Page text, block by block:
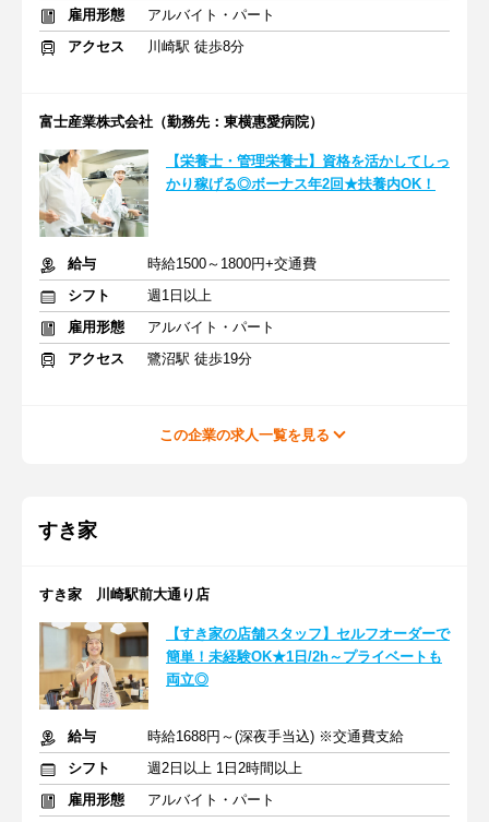
雇用形態
アルバイト・パート
アクセス
川崎駅 徒歩8分
富士産業株式会社（勤務先：東横惠愛病院）
【栄養士・管理栄養士】資格を活かしてしっ
かり稼げる◎ボーナス年2回★扶養内OK！
給与
時給1500～1800円+交通費
シフト
週1日以上
雇用形態
アルバイト・パート
アクセス
鷺沼駅 徒歩19分
この企業の求人一覧を見る
すき家
すき家 川崎駅前大通り店
【すき家の店舗スタッフ】セルフオーダーで
簡単！未経験OK★1日/2h～プライベートも
両立◎
給与
時給1688円～(深夜手当込) ※交通費支給
シフト
週2日以上 1日2時間以上
雇用形態
アルバイト・パート